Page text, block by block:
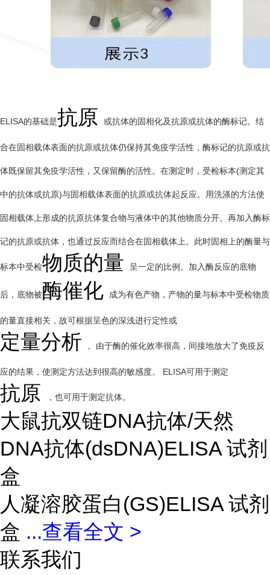
ELISA的基础是抗原 或抗体的固相化及抗原或抗体的酶标记。结
合在固相载体表面的抗原或抗体仍保持其免疫学活性，酶标记的抗原或抗
体既保留其免疫学活性，又保留酶的活性。在测定时，受检标本(测定其
中的抗体或抗原)与固相载体表面的抗原或抗体起反应。用洗涤的方法使
固相载体上形成的抗原抗体复合物与液体中的其他物质分开。再加入酶标
记的抗原或抗体，也通过反应而结合在固相载体上。此时固相上的酶量与
标本中受检物质的量 呈一定的比例。加入酶反应的底物
后，底物被酶催化 成为有色产物，产物的量与标本中受检物质
的量直接相关，故可根据呈色的深浅进行定性或
定量分析 。由于酶的催化效率很高，间接地放大了免疫反
应的结果，使测定方法达到很高的敏感度。 ELISA可用于测定
抗原 ，也可用于测定抗体。
大鼠抗双链DNA抗体/天然
DNA抗体(dsDNA)ELISA 试剂
盒
人凝溶胶蛋白(GS)ELISA 试剂
盒 ...查看全文 >
联系我们